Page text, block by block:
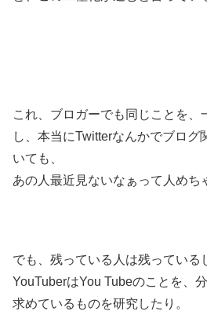
これ、ブロガーでも同じことを、
し、本当にTwitterなんかでブログ
いても、
あの人最近見ないなぁって人めち
でも、残っている人は残っている
YouTuberはYou Tubeのことを、
求めているものを研究したり。